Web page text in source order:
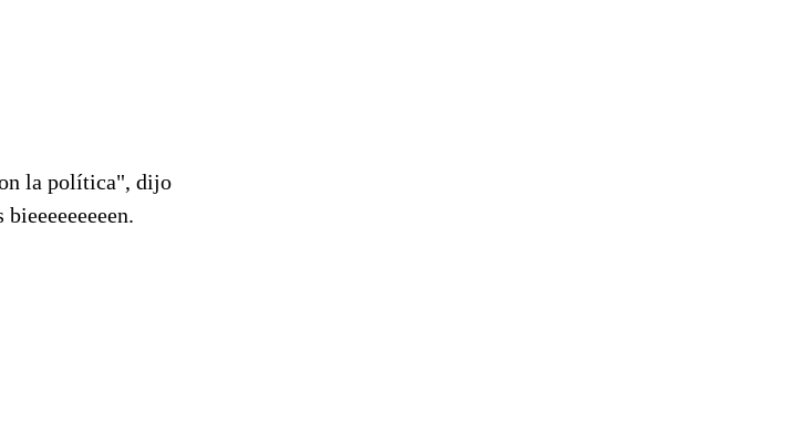
la política", dijo